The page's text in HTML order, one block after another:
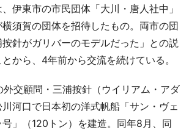
伊東市の市民団体「大川・唐人社中」
横須賀の団体を招待したもの。両市の団
針がガリバーのモデルだった」との説
から、4年前から交流を続けている。
交顧問・三浦按針（ウイリアム・アダ
河口で日本初の洋式帆船「サン・ヴェ
」（120トン）を建造。同年8月、同